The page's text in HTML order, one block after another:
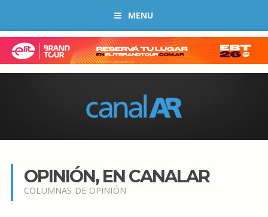
MENU
OPINIÓN, EN CANALAR
COLUMNAS DE OPINIÓN